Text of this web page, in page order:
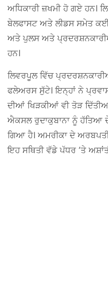
ਅਧਿਕਾਰੀ ਜ਼ਖਮੀ ਹੋ ਗਏ ਹਨ।
ਬੇਲਫਾਸਟ ਅਤੇ ਲੀਡਸ ਸਮੇਤ
ਅਤੇ ਪੁਲਸ ਅਤੇ
ਹਨ।
ਲਿਵਰਪੂਲ ਵਿੱਚ
ਫਲੇਅਰਸ ਸੁੱਟੇ। ਇਨ੍ਹਾਂ ਨੇ
ਦੀਆਂ ਖਿੜਕੀਆਂ ਵੀ ਤੋੜ
ਐਕਸਲ ਰੁਦਾਕੁਬਾਨਾ ਨੂੰ ਹੱਤਿਆ
ਗਿਆ ਹੈ। ਅਮਰੀਕਾ ਦੇ
ਇਹ ਸਥਿਤੀ ਵੱਡੇ ਪੱਧਰ ‘ਤੇ